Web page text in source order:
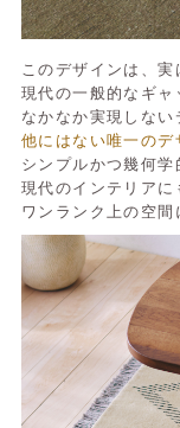
このデザインは、実
現代の一般的なギャ
なかなか実現しない
他にはない唯一のデ
シンプルかつ幾何学
現代のインテリアに
ワンランク上の空間